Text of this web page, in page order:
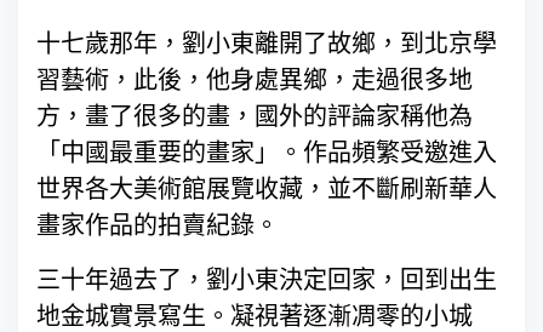
十七歲那年，劉小東離開了故鄉，到北京學
習藝術，此後，他身處異鄉，走過很多地
方，畫了很多的畫，國外的評論家稱他為
「中國最重要的畫家」。作品頻繁受邀進入
世界各大美術­館展覽收藏，並不斷刷新華人
畫家作品的拍賣紀錄。
三十年過去了，劉小東決定回家，回到出生
地金城實景寫生。凝視著逐漸凋零的小城